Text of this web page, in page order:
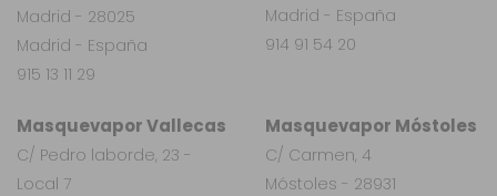
Madrid - 28025
Madrid - España
915 13 11 29
Masquevapor Vallecas
C/ Pedro laborde, 23 -
Local 7
Masquevapor Móstoles
C/ Carmen, 4
Móstoles - 28931
Madrid - España
914 91 54 20